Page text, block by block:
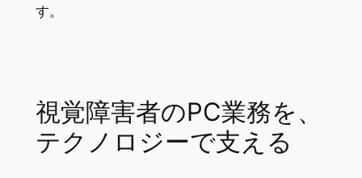
す。
視覚障害者のPC業務を、
テクノロジーで支える